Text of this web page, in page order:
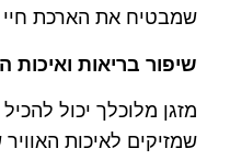
שמבטיח את הארכת
שיפור בריאות ואיכות
מזגן מלוכלך יכול
שמזיקים לאיכות האוויר